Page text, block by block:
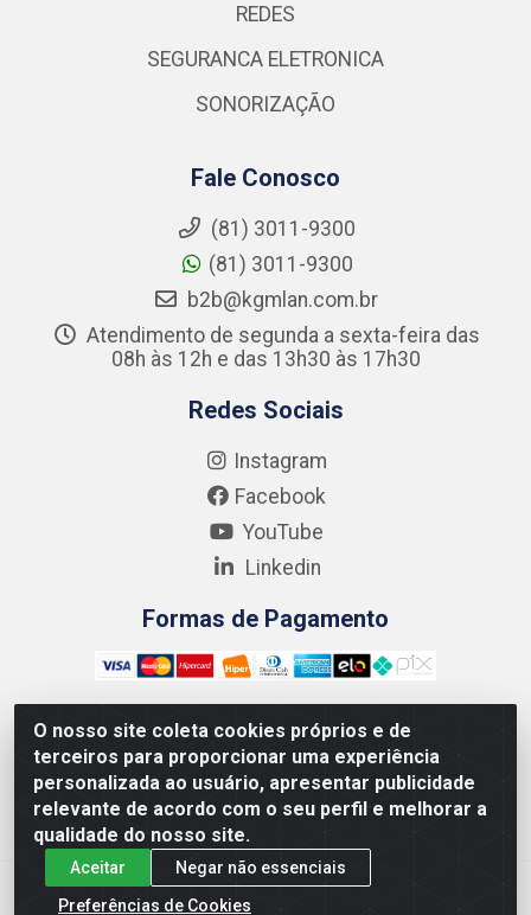
O nosso site coleta cookies próprios e de
terceiros para proporcionar uma experiência
personalizada ao usuário, apresentar publicidade
relevante de acordo com o seu perfil e melhorar a
qualidade do nosso site.
Aceitar
Negar não essenciais
Preferências de Cookies
REDES
SEGURANCA ELETRONICA
SONORIZAÇÃO
Fale Conosco
(81) 3011-9300
(81) 3011-9300
b2b@kgmlan.com.br
Atendimento de segunda a sexta-feira das
08h às 12h e das 13h30 às 17h30
Redes Sociais
Instagram
Facebook
YouTube
Linkedin
Formas de Pagamento
Kgmlan Distribuidora LTDA - CNPJ 18.217.682/0001-54 -
Rua Pedro de Barros Cavalcante, 58 - Bultrins, Olinda/PE
- CEP 53320-110